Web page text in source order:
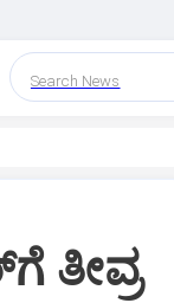
Search News
ತೀವ್ರ